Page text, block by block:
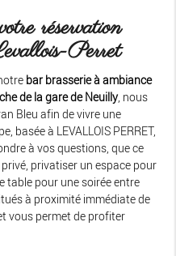
réservation
Perret
bar brasserie à ambiance
de la gare de Neuilly, nous
Bleu afin de vivre une
basée à LEVALLOIS PERRET,
à vos questions, que ce
privatiser un espace pour
table pour une soirée entre
à proximité immédiate de
vous permet de profiter